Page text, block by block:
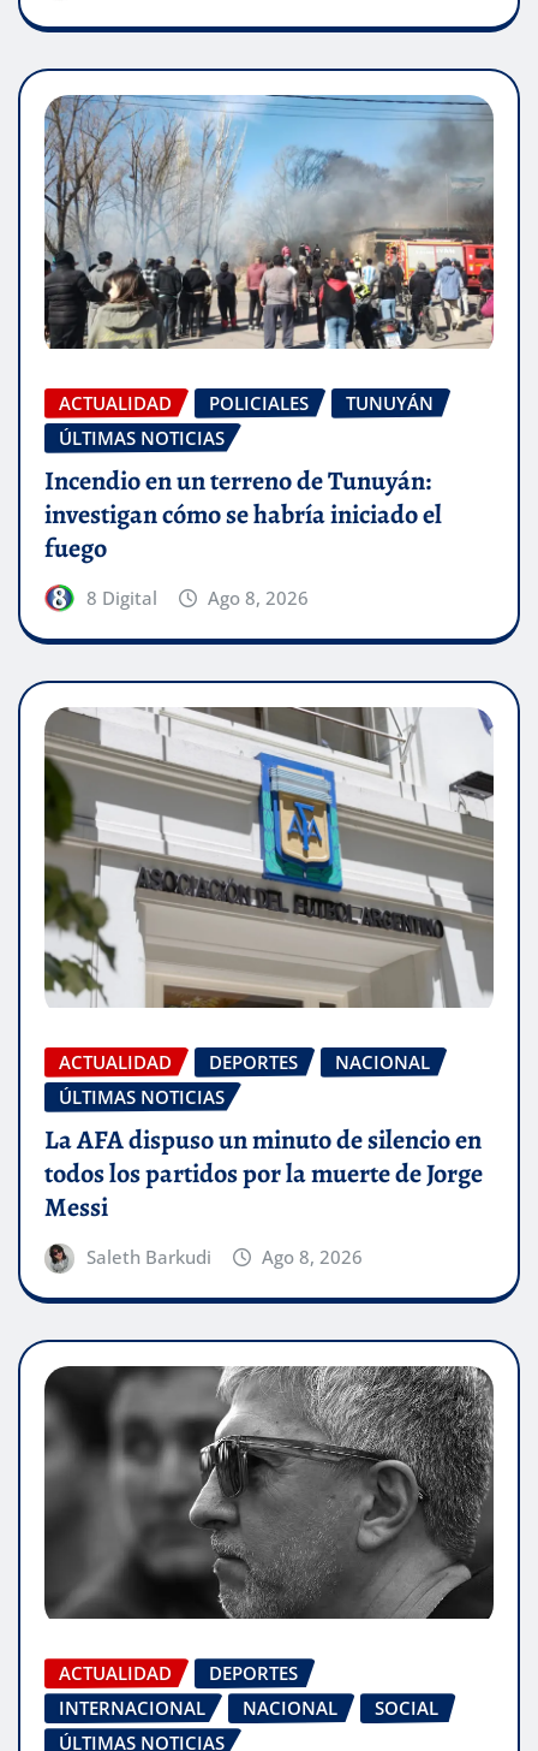
ACTUALIDAD POLICIALES
TUNUYÁN
ÚLTIMAS NOTICIAS
Incendio en un terreno de Tunuyán:
investigan cómo se habría iniciado el
fuego
8 Digital Ago 8, 2026
ACTUALIDAD DEPORTES
NACIONAL
ÚLTIMAS NOTICIAS
La AFA dispuso un minuto de silencio en
todos los partidos por la muerte de Jorge
Messi
Saleth Barkudi Ago 8, 2026
ACTUALIDAD
DEPORTES
INTERNACIONAL
NACIONAL
SOCIAL
ÚLTIMAS NOTICIAS